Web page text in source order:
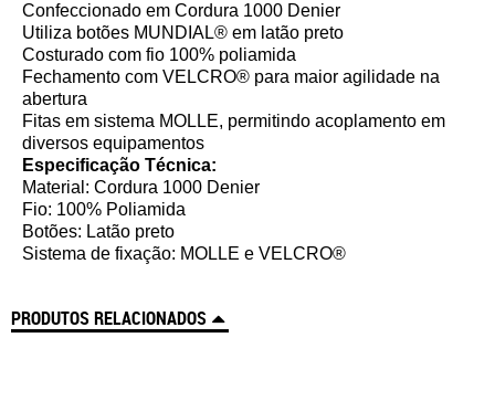
Confeccionado em Cordura 1000 Denier
Utiliza botões MUNDIAL® em latão preto
Costurado com fio 100% poliamida
Fechamento com VELCRO® para maior agilidade na
abertura
Fitas em sistema MOLLE, permitindo acoplamento em
diversos equipamentos
Especificação Técnica:
Material: Cordura 1000 Denier
Fio: 100% Poliamida
Botões: Latão preto
Sistema de fixação: MOLLE e VELCRO®
PRODUTOS RELACIONADOS